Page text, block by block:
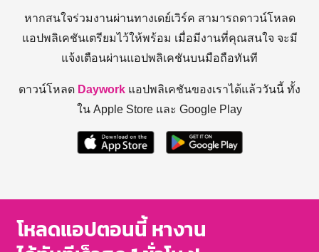
หากสนใจร่วมงานผ่านทางเดย์เวิร์ค สามารถดาวน์โหลด
แอปพลิเคชันเตรียมไว้ให้พร้อม เมื่อมีงานที่คุณสนใจ จะมี
แจ้งเตือนผ่านแอปพลิเคชันบนมือถือทันที
ดาวน์โหลด Daywork แอปพลิเคชันของเราได้แล้ววันนี้ ทั้ง
ใน Apple Store และ Google Play
โหลดแอปตอนนี้ หางาน